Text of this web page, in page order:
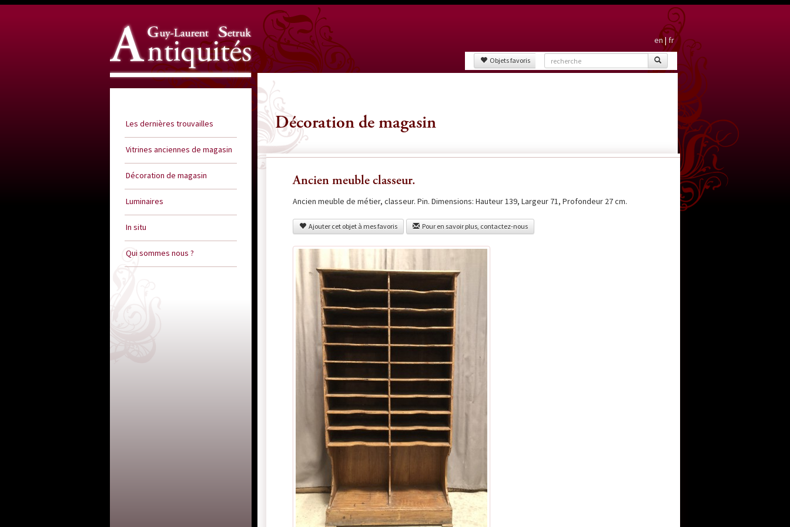
Les dernières trouvailles
Vitrines anciennes de magasin
Décoration de magasin
Luminaires
In situ
Qui sommes nous ?
en|fr
Objets favoris
Décoration de magasin
Ancien meuble classeur.
Ancien meuble de métier, classeur. Pin. Dimensions: Hauteur 139, Largeur 71, Profondeur 27 cm.
Ajouter cet objet à mes favoris Pour en savoir plus, contactez-nous